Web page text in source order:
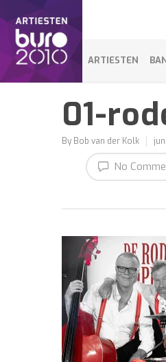
ARTIESTEN
01-
By Bob van der Kolk
No